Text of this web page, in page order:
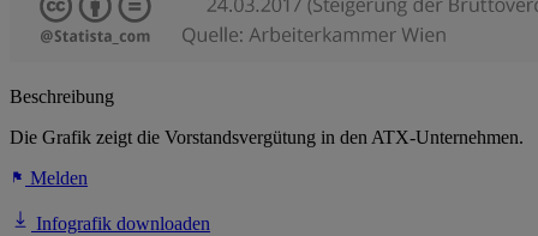
Beschreibung
Die Grafik zeigt die Vorstandsvergütung in den ATX-Unternehmen.
Melden
Infografik downloaden